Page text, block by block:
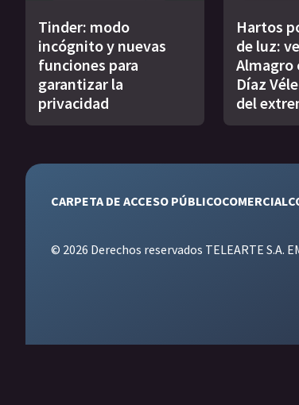
Tinder: modo
incógnito y nuevas
funciones para
garantizar la
privacidad
Hartos
de luz:
Almagro
Díaz
del
CARPETA DE ACCESO PÚBLICOCOMERCIAL
© 2026 Derechos reservados TELEARTE S.A.